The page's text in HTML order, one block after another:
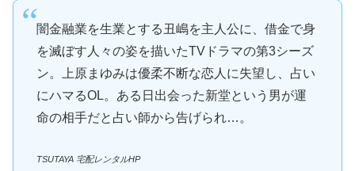
闇金融業を生業とする丑嶋を主人公に、借金で身
を滅ぼす人々の姿を描いたTVドラマの第3シーズ
ン。上原まゆみは優柔不断な恋人に失望し、占い
にハマるOL。ある日出会った新堂という男が運
命の相手だと占い師から告げられ…。
TSUTAYA 宅配レンタルHP